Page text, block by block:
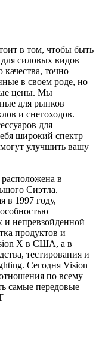
в том, чтобы быть
для силовых видов
точно
в своем роде, но
цены. Мы
для рынков
и снегоходов.
для
широкий спектр
улучшить вашу
в
Сиэтла.
в 1997 году,
и непревзойденной
продуктов и
X в США, а в
тестирования и
Сегодня Vision
по всему
самые передовые